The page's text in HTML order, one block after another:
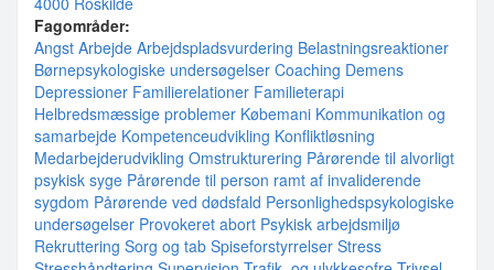
Fagområder:
Angst Arbejde Arbejdspladsvurdering Belastningsreaktioner
Børnepsykologiske undersøgelser Coaching Demens
Depressioner Familierelationer Familieterapi
Helbredsmæssige problemer Købemani Kommunikation og
samarbejde Kompetenceudvikling Konfliktløsning
Medarbejderudvikling Omstrukturering Pårørende til alvorligt
psykisk syge Pårørende til person ramt af invaliderende
sygdom Pårørende ved dødsfald Personlighedspsykologiske
undersøgelser Provokeret abort Psykisk arbejdsmiljø
Rekruttering Sorg og tab Spiseforstyrrelser Stress